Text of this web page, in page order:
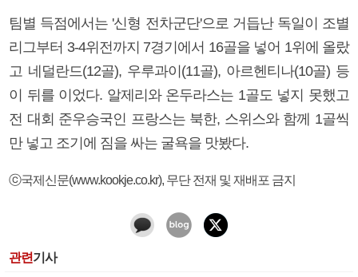
팀별 득점에서는 '신형 전차군단'으로 거듭난 독일이 조별
리그부터 3-4위전까지 7경기에서 16골을 넣어 1위에 올랐
고 네덜란드(12골), 우루과이(11골), 아르헨티나(10골) 등
이 뒤를 이었다. 알제리와 온두라스는 1골도 넣지 못했고
전 대회 준우승국인 프랑스는 북한, 스위스와 함께 1골씩
만 넣고 조기에 짐을 싸는 굴욕을 맛봤다.
ⓒ국제신문(www.kookje.co.kr), 무단 전재 및 재배포 금지
관련기사